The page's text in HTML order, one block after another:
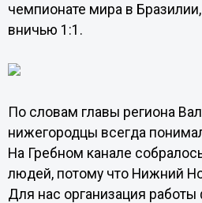
чемпионате мира в
вничью 1:1.
По словам главы региона
нижегородцы всегда
На Гребном канале
людей, потому что Нижний
Для нас организация